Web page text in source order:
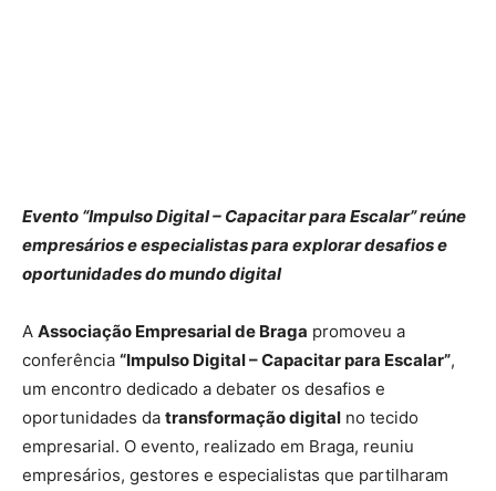
Evento “Impulso Digital – Capacitar para Escalar” reúne
empresários e especialistas para explorar desafios e
oportunidades do mundo digital
A Associação Empresarial de Braga promoveu a
conferência “Impulso Digital – Capacitar para Escalar”,
um encontro dedicado a debater os desafios e
oportunidades da transformação digital no tecido
empresarial. O evento, realizado em Braga, reuniu
empresários, gestores e especialistas que partilharam